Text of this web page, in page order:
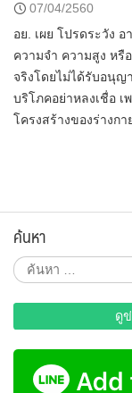
07/04/2560
อย. เผย โปรดระวัง
ความจำ ความสูง หรื
จริงโดยไม่ได้รับอนุญ
บริโภคอย่าหลงเชื่อ
โครงสร้างของร่างกา
ค้นหา
ค้นหา
สำหรับ:
ดู